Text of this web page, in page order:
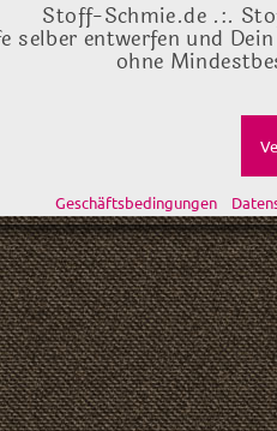
Stoff-Schmie.de .:.
selber entwerfen und
ohne
Geschäftsbedingungen